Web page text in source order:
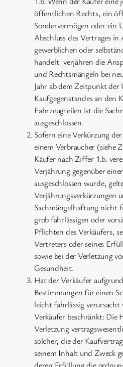
öffentlichen Rechts, ein
Sondervermögen oder ein
Abschluss des Vertrages in
gewerblichen oder
handelt, verjähren die
und Rechtsmängeln bei
Jahr ab dem Zeitpunkt der
Kaufgegenstandes an den
Fahrzeugteilen ist die
ausgeschlossen.
Sofern eine Verkürzung
einem Verbraucher (siehe
Käufer nach Ziffer 1.b.
Verjährung gegenüber
ausgeschlossen wurde,
Verjährungsverkürzungen
Sachmängelhaftung nicht
grob fahrlässigen oder
Pflichten des Verkäufers,
Vertreters oder seines
sowie bei der Verletzung
Gesundheit.
Hat der Verkäufer
Bestimmungen für einen
leicht fahrlässig
Verkäufer beschränkt: Die
Verletzung
solcher, die der
seinem Inhalt und Zweck